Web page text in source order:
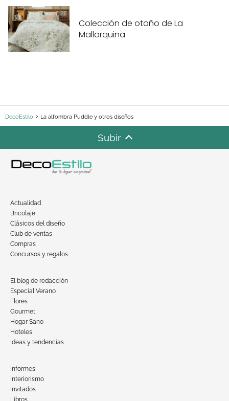
Colección de otoño de La
Mallorquina
DecoEstilo La alfombra Puddle y otros diseños
Subir
Actualidad
Bricolaje
Clásicos del diseño
Club de ventas
Compras
Concursos y regalos
El blog de redacción
Especial Verano
Flores
Gourmet
Hogar Sano
Hoteles
Ideas y tendencias
Informes
Interiorismo
Invitados
Libros